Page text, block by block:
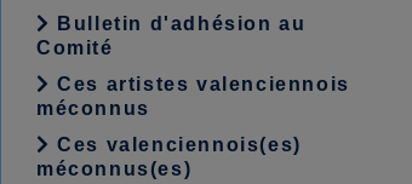
Bulletin d'adhésion au
Comité
Ces artistes valenciennois
méconnus
Ces valenciennois(es)
méconnus(es)